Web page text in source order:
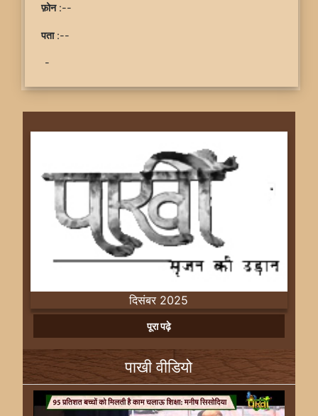
फ़ोन:--
पता:--
-
दिसंबर 2025
Previous
Next
पूरा पढ़े
पाखी वीडियो